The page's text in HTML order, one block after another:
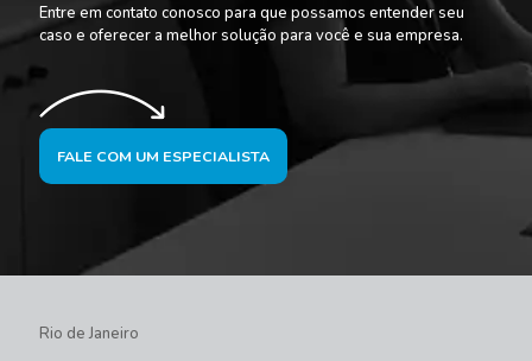
Entre em contato conosco para que possamos entender seu
caso e oferecer a melhor solução para você e sua empresa.
FALE COM UM ESPECIALISTA
Rio de Janeiro